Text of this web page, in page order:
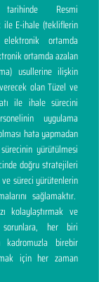
tarihinde Resmi
ile E-ihale (tekliflerin
ortamda
ortamda azalan
usullerine ilişkin
olan Tüzel ve
ile ihale sürecini
uygulama
hata yapmadan
yürütülmesi
doğru stratejileri
süreci yürütenlerin
sağlamaktır.
kolaylaştırmak ve
sorunlara, her biri
kadromuzla birebir
için her zaman